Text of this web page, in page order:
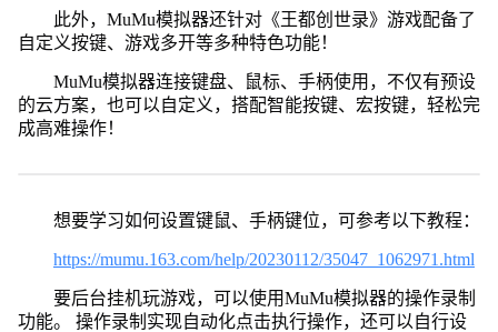
此外，MuMu模拟器还针对《王都创世录》游戏配备了
自定义按键、游戏多开等多种特色功能！
MuMu模拟器连接键盘、鼠标、手柄使用，不仅有预设
的云方案，也可以自定义，搭配智能按键、宏按键，轻松完
成高难操作！
想要学习如何设置键鼠、手柄键位，可参考以下教程：
https://mumu.163.com/help/20230112/35047_1062971.html
要后台挂机玩游戏，可以使用MuMu模拟器的操作录制
功能。 操作录制实现自动化点击执行操作，还可以自行设